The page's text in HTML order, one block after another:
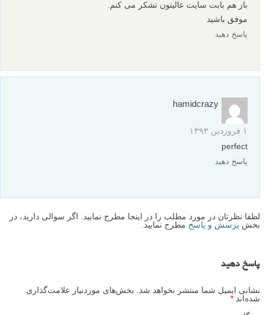
باز هم بابت سایت عالیتون تشکر می کنم.
موفق باشید
پاسخ دهید
hamidcrazy
۱ فروردین ۱۳۹۳
perfect
پاسخ دهید
لطفا نظرتان در مورد مطلب را در اینجا مطرح نمایید. اگر سوالی دارید، در
بخش پرسش و پاسخ مطرح نمایید.
پاسخ دهید
نشانی ایمیل شما منتشر نخواهد شد.
بخش‌های موردنیاز علامت‌گذاری
شده‌اند *